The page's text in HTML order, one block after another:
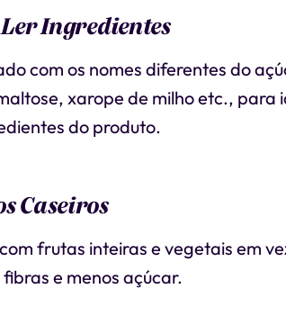
Ingredientes
com os nomes diferentes do
xarope de milho etc., para
do produto.
Caseiros
frutas inteiras e vegetais em
e menos açúcar.